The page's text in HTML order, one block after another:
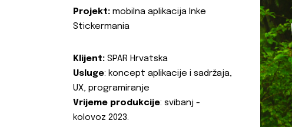
Projekt: mobilna aplikacija Inke
Stickermania
Klijent: SPAR Hrvatska
Usluge: koncept aplikacije i sadržaja,
UX, programiranje
Vrijeme produkcije: svibanj -
kolovoz 2023.